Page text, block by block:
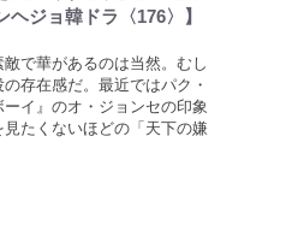
ジョ韓ドラ〈176〉】
敵で華があるのは当然。むし
存在感だ。最近ではパク・
イ』のオ・ジョンセの印象
たくないほどの「天下の嫌